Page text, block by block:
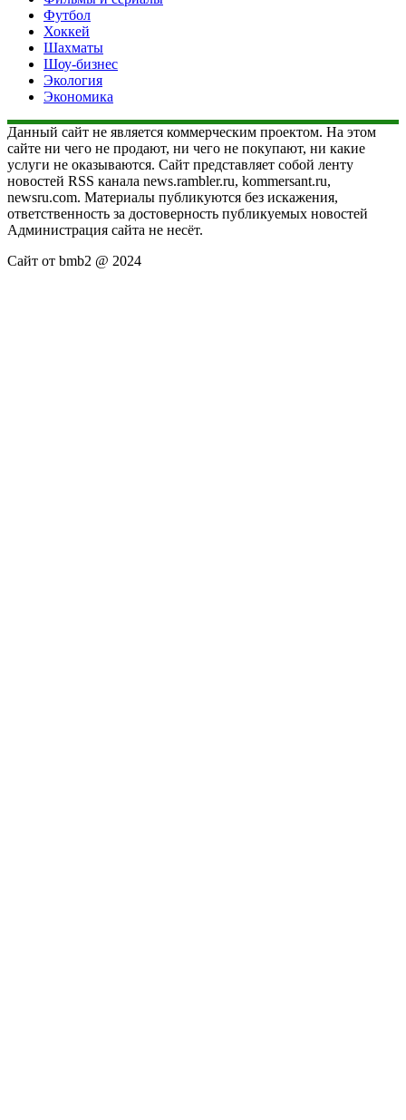
Футбол
Хоккей
Шахматы
Шоу-бизнес
Экология
Экономика
Данный сайт не является коммерческим проектом. На этом
сайте ни чего не продают, ни чего не покупают, ни какие
услуги не оказываются. Сайт представляет собой ленту
новостей RSS канала news.rambler.ru, kommersant.ru,
newsru.com. Материалы публикуются без искажения,
ответственность за достоверность публикуемых новостей
Администрация сайта не несёт.
Сайт от bmb2 @ 2024